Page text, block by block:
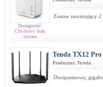
Dostępność:
Chwilowy brak
towaru
Zestaw zawierający
Tenda TX12 Pro
Producent: Tenda
Dwupasmowy,